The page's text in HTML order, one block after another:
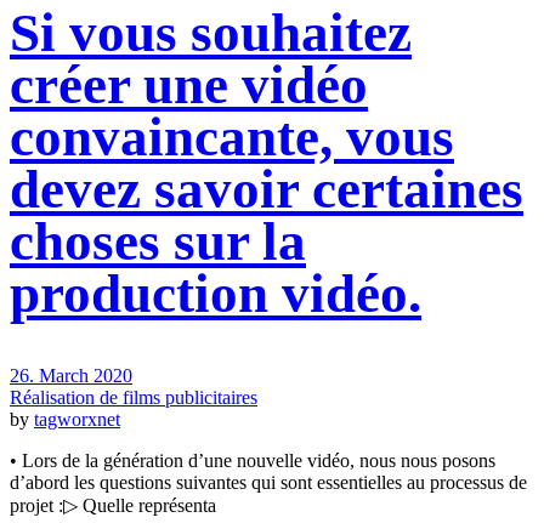
Si vous souhaitez
créer une vidéo
convaincante, vous
devez savoir certaines
choses sur la
production vidéo.
26. March 2020
Réalisation de films publicitaires
by tagworxnet
• Lors de la génération d’une nouvelle vidéo, nous nous posons
d’abord les questions suivantes qui sont essentielles au processus de
projet :▷ Quelle représenta